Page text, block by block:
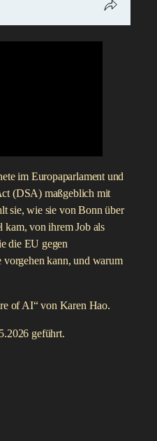
im Europaparlament und
(DSA) maßgeblich mit
sie, wie sie von Bonn über
kam, von ihrem Job als
die EU gegen
vorgehen kann, und warum
of AI“ von Karen Hao.
geführt.